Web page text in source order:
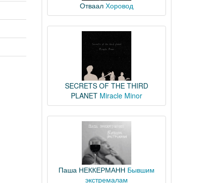
Отваал Хоровод
SECRETS OF THE THIRD
PLANET Miracle Minor
Паша НЕККЕРМАНН Бывшим
экстремалам